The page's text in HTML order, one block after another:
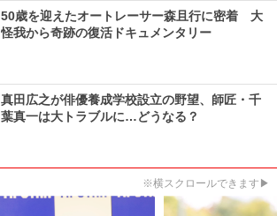
50歳を迎えたオートレーサー森且行に密着 大
怪我から奇跡の復活ドキュメンタリー
真田広之が俳優養成学校設立の野望、師匠・千
葉真一は大トラブルに…どうなる？
※横スクロールできます▶